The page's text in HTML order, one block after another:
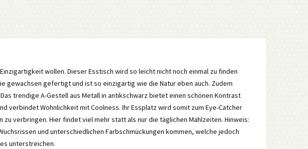
wollen. Dieser Esstisch wird so leicht nicht noch einmal zu finden
gewachsen gefertigt und ist so einzigartig wie die Natur eben auch. Zudem
trendige A-Gestell aus Metall in antikschwarz bietet einen schönen Kontrast
verbindet Wohnlichkeit mit Coolness. Ihr Essplatz wird somit zum Eye-Catcher
zu verbringen. Hier findet viel mehr statt als nur die täglichen Mahlzeiten. Hinweis:
und unterschiedlichen Farbschmückungen kommen, welche jedoch
unterstreichen.